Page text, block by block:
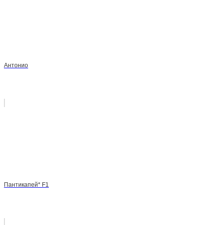
Антонио
Пантикапей* F1